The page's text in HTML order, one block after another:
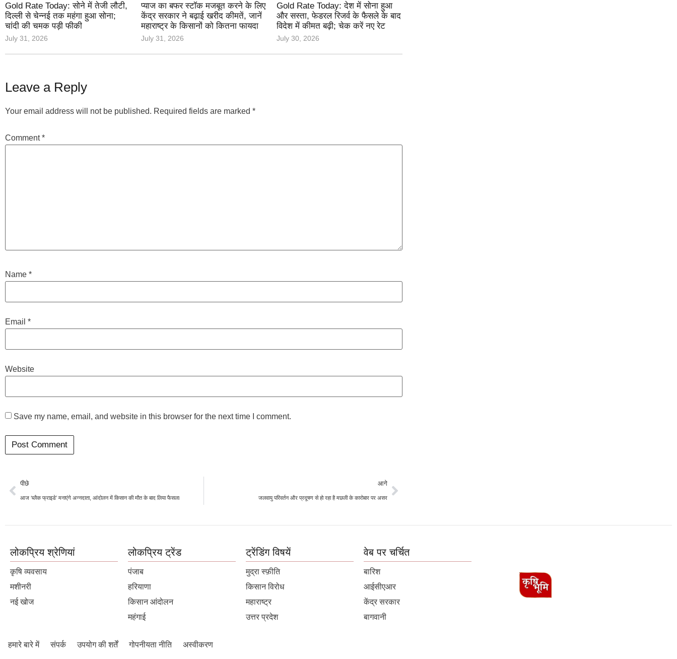
Gold Rate Today: सोने में तेजी लौटी,
दिल्ली से चेन्नई तक महंगा हुआ सोना;
चांदी की चमक पड़ी फीकी
July 31, 2026
प्याज का बफर स्टॉक मजबूत करने के लिए
केंद्र सरकार ने बढ़ाई खरीद कीमतें, जानें
महाराष्ट्र के किसानों को कितना फायदा
July 31, 2026
Gold Rate Today: देश में सोना हुआ
और सस्ता, फेडरल रिजर्व के फैसले के बाद
विदेश में कीमत बढ़ी; चेक करें नए रेट
July 30, 2026
Leave a Reply
Your email address will not be published. Required fields are marked *
Comment*
Name *
Email *
Website
Save my name, email, and website in this browser for the next time I comment.
पीछे
आज ‘ब्लैक फ्राइडे’ मनाएंगे अन्नदाता, आंदोलन में किसान की मौत के बाद लिया फैसला
आगे
जलवायु परिवर्तन और प्रदूषण से हो रहा है मछली के कारोबार पर असर
लोकप्रिय श्रेणियां
कृषि व्यवसाय
मशीनरी
नई खोज
लोकप्रिय ट्रेंड
पंजाब
हरियाणा
किसान आंदोलन
महंगाई
ट्रेंडिंग विषयें
मुद्रा स्फ़ीति
किसान विरोध
महाराष्ट्र
उत्तर प्रदेश
वेब पर चर्चित
बारिश
आईसीएआर
केंद्र सरकार
बागवानी
हमारे बारे में संपर्क उपयोग की शर्तें गोपनीयता नीति अस्वीकरण